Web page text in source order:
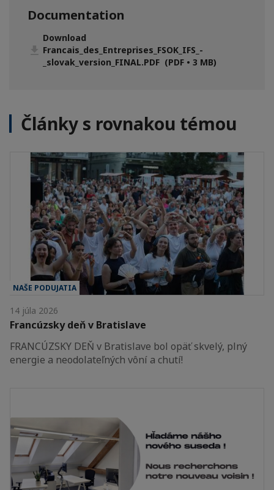
Documentation
Download
Francais_des_Entreprises_FSOK_IFS_-
_slovak_version_FINAL.PDF (PDF • 3 MB)
Články s rovnakou témou
NAŠE PODUJATIA
14 júla 2026
Francúzsky deň v Bratislave
FRANCÚZSKY DEŇ v Bratislave bol opäť skvelý, plný
energie a neodolateľných vôní a chutí!